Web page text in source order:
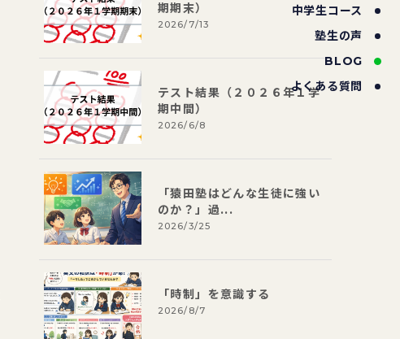
中学生コース
塾生の声
BLOG
よくある質問
期期末）
2026/7/13
テスト結果（２０２６年１学
期中間）
2026/6/8
「猿田塾はどんな生徒に強い
のか？」過...
2026/3/25
「時制」を意識する
2026/8/7